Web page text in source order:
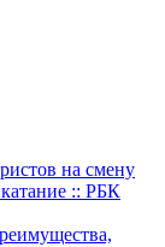
на смену
:: РБК